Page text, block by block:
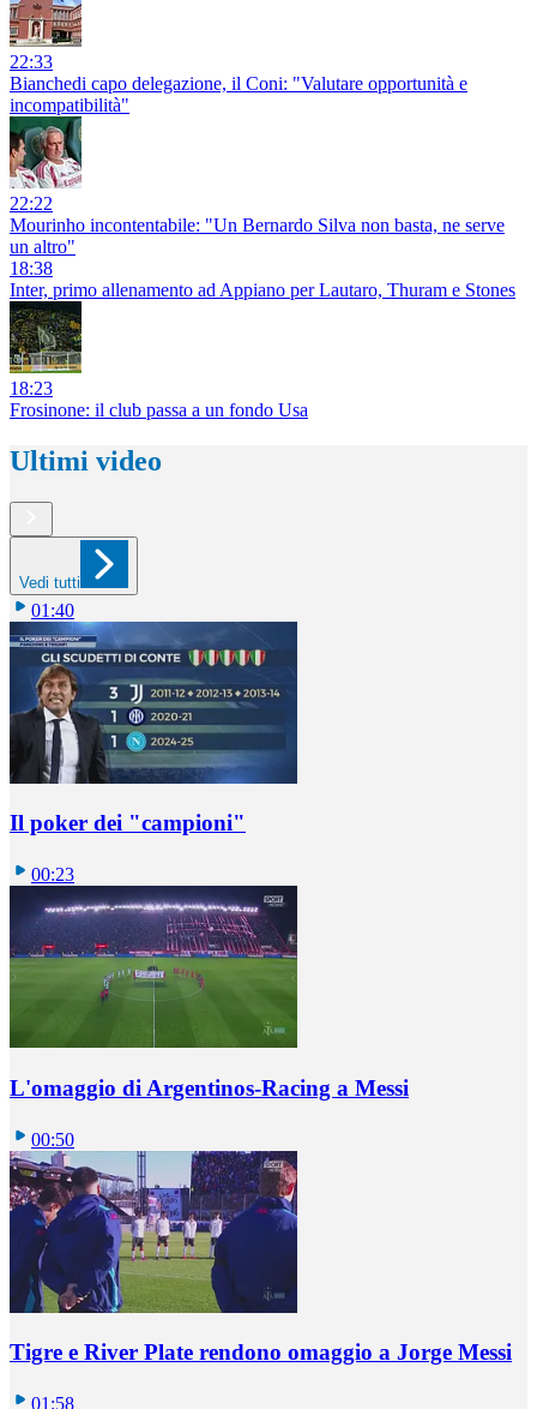
22:33
Bianchedi capo delegazione, il Coni: "Valutare opportunità e
incompatibilità"
22:22
Mourinho incontentabile: "Un Bernardo Silva non basta, ne serve
un altro"
18:38
Inter, primo allenamento ad Appiano per Lautaro, Thuram e Stones
18:23
Frosinone: il club passa a un fondo Usa
Ultimi video
Vedi tutti
01:40
Il poker dei "campioni"
00:23
L'omaggio di Argentinos-Racing a Messi
00:50
Tigre e River Plate rendono omaggio a Jorge Messi
01:58